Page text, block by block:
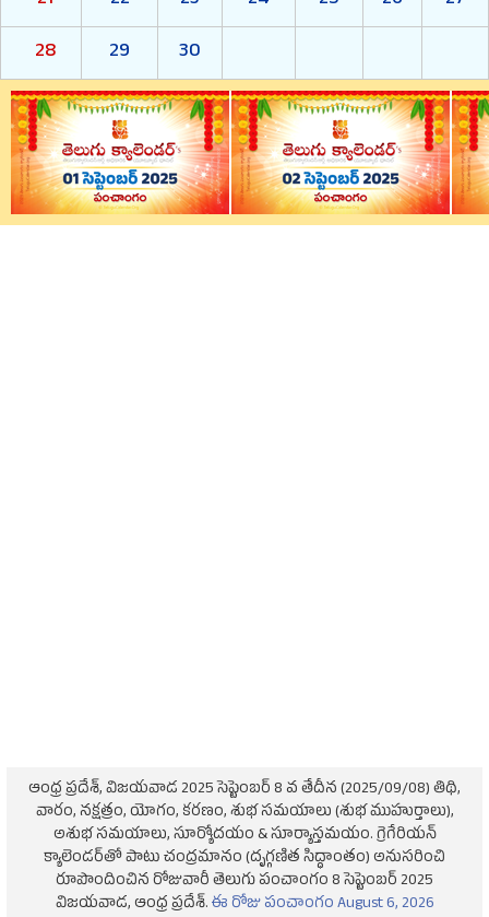
28
29 30
ఆంధ్ర ప్రదేశ్, విజయవాడ 2025 సెప్టెంబర్ 8 వ తేదీన (2025/09/08) తిథి,
వారం, నక్షత్రం, యోగం, కరణం, శుభ సమయాలు (శుభ ముహుర్తాలు),
అశుభ సమయాలు, సూర్యోదయం & సూర్యాస్తమయం. గ్రెగేరియన్
క్యాలెండర్‌తో పాటు చంద్రమానం (దృగ్గణిత సిద్ధాంతం) అనుసరించి
రూపొందించిన రోజువారీ తెలుగు పంచాంగం 8 సెప్టెంబర్ 2025
విజయవాడ, ఆంధ్ర ప్రదేశ్.ఈ రోజు పంచాంగం August 6, 2026